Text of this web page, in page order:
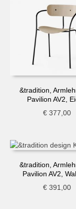
&tradition,
Pavilion AV2,
€377,00
&tradition,
Pavilion AV2,
€391,00